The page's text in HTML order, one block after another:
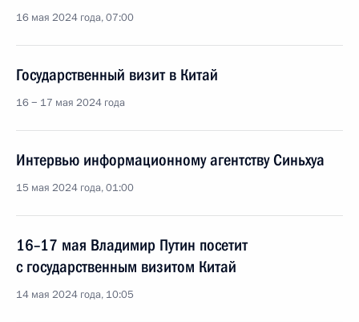
16 мая 2024 года, 07:00
Государственный визит в Китай
16 − 17 мая 2024 года
Интервью информационному агентству Синьхуа
15 мая 2024 года, 01:00
16–17 мая Владимир Путин посетит
с государственным визитом Китай
14 мая 2024 года, 10:05